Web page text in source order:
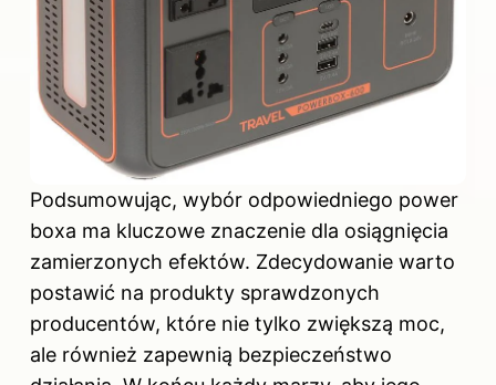
Podsumowując, wybór odpowiedniego power
boxa ma kluczowe znaczenie dla osiągnięcia
zamierzonych efektów. Zdecydowanie warto
postawić na produkty sprawdzonych
producentów, które nie tylko zwiększą moc,
ale również zapewnią bezpieczeństwo